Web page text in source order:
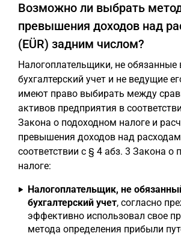
Возможно ли выбрать
превышения доходов над
(EÜR) задним числом?
Налогоплательщики, не обязанные
бухгалтерский учет и не ведущие
имеют право выбирать между
активов предприятия в
Закона о подоходном налоге и
превышения доходов над
соответствии с § 4 абз. 3 Закона о
налоге:
Налогоплательщик, не
бухгалтерский учет, согласно
эффективно использовал свое
метода определения прибыли